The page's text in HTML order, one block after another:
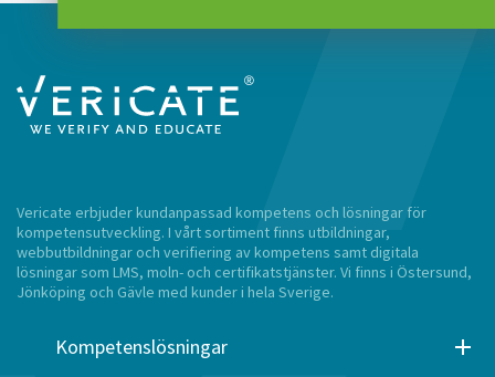
Vericate erbjuder kundanpassad kompetens och lösningar för
kompetensutveckling. I vårt sortiment finns utbildningar,
webbutbildningar och verifiering av kompetens samt digitala
lösningar som LMS, moln- och certifikatstjänster. Vi finns i Östersund,
Jönköping och Gävle med kunder i hela Sverige.
Kompetenslösningar